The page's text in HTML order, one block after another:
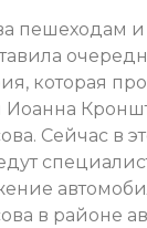
пешеходам и
которая
Сейчас в
в районе